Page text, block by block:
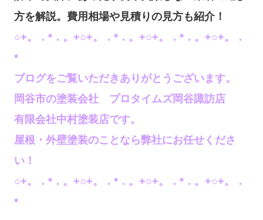
方を解説。費用相場や見積りの見方も紹介！
○+。．*．。+○+。．*．。+○+。．*．。+○+。．
*
ブログをご覧いただきありがとうございます。
岡谷市の塗装会社 プロタイムズ岡谷諏訪店
有限会社中村塗装店です。
屋根・外壁塗装のことなら弊社にお任せくださ
い！
○+。．*．。+○+。．*．。+○+。．*．。+○+。．
*